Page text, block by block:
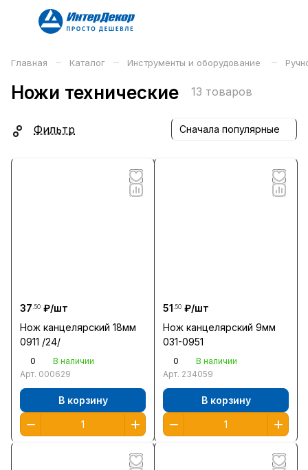
Главная – Каталог – Инструменты и оборудование –
Ножи технические 13 товаров
Фильтр Сначала популярные
37.50 ₽/шт
Нож канцелярский 18мм
0911 /24/
0
В наличии
Арт. 000629
В корзину
51.50 ₽/шт
Нож канцелярский 9мм
031-0951
0
В наличии
Арт. 234059
В корзину